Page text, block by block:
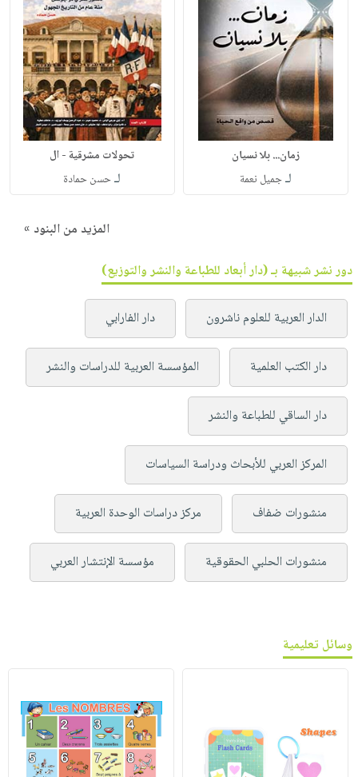
زمان... بلا نسيان
لـجميل نعمة
تحولات مشرقية - ال
لـحسن حمادة
المزيد من البنود »
دور نشر شبيهة بـ (دار أبعاد للطباعة والنشر والتوزيع)
الدار العربية للعلوم ناشرون دار الفارابي
دار الكتب العلمية المؤسسة العربية للدراسات والنشر
دار الساقي للطباعة والنشر
المركز العربي للأبحاث ودراسة السياسات
منشورات ضفاف مركز دراسات الوحدة العربية
منشورات الحلبي الحقوقية مؤسسة الإنتشار العربي
وسائل تعليمية